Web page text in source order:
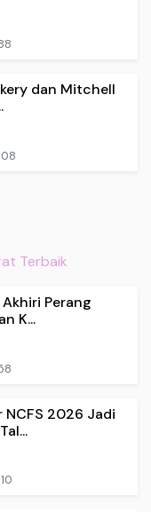
dan Mitchell
Terbaik
Perang
K...
NCFS 2026 Jadi